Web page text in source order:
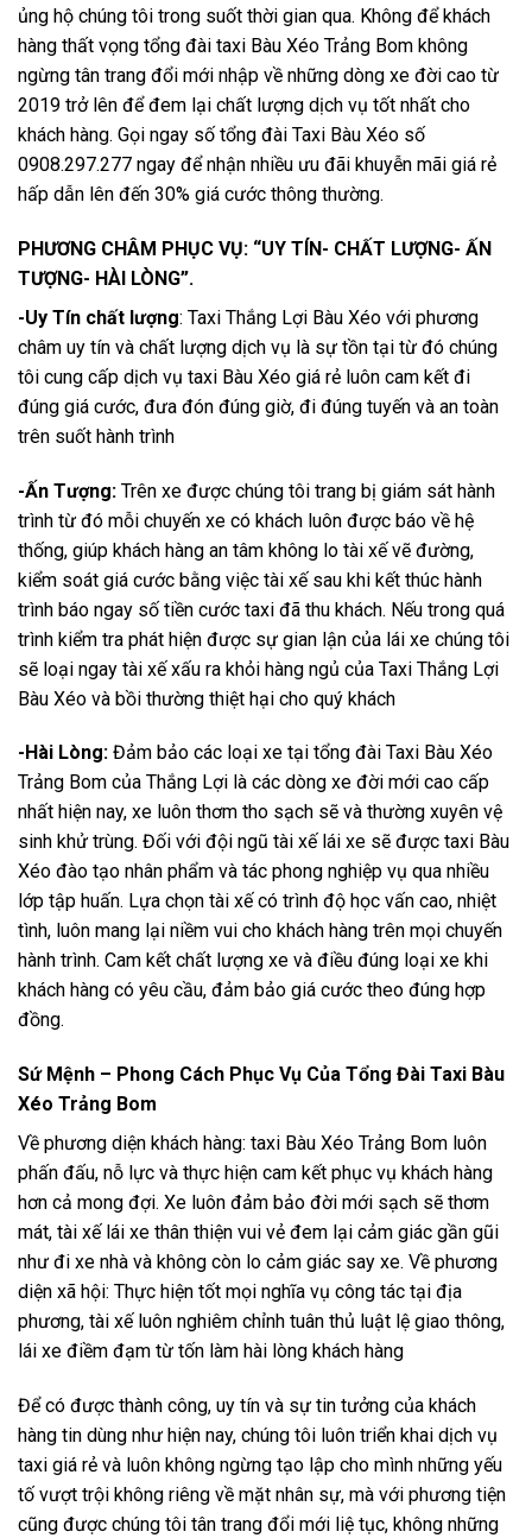
ủng hộ chúng tôi trong suốt thời gian qua. Không để khách
hàng thất vọng tổng đài taxi Bàu Xéo Trảng Bom không
ngừng tân trang đổi mới nhập về những dòng xe đời cao từ
2019 trở lên để đem lại chất lượng dịch vụ tốt nhất cho
khách hàng. Gọi ngay số tổng đài Taxi Bàu Xéo số
0908.297.277 ngay để nhận nhiều ưu đãi khuyễn mãi giá rẻ
hấp dẫn lên đến 30% giá cước thông thường.
PHƯƠNG CHÂM PHỤC VỤ: “UY TÍN- CHẤT LƯỢNG- ẤN
TƯỢNG- HÀI LÒNG”.
-Uy Tín chất lượng: Taxi Thắng Lợi Bàu Xéo với phương
châm uy tín và chất lượng dịch vụ là sự tồn tại từ đó chúng
tôi cung cấp dịch vụ taxi Bàu Xéo giá rẻ luôn cam kết đi
đúng giá cước, đưa đón đúng giờ, đi đúng tuyến và an toàn
trên suốt hành trình
-Ấn Tượng: Trên xe được chúng tôi trang bị giám sát hành
trình từ đó mỗi chuyến xe có khách luôn được báo về hệ
thống, giúp khách hàng an tâm không lo tài xế vẽ đường,
kiểm soát giá cước bằng việc tài xế sau khi kết thúc hành
trình báo ngay số tiền cước taxi đã thu khách. Nếu trong quá
trình kiểm tra phát hiện được sự gian lận của lái xe chúng tôi
sẽ loại ngay tài xế xấu ra khỏi hàng ngủ của Taxi Thắng Lợi
Bàu Xéo và bồi thường thiệt hại cho quý khách
-Hài Lòng: Đảm bảo các loại xe tại tổng đài Taxi Bàu Xéo
Trảng Bom của Thắng Lợi là các dòng xe đời mới cao cấp
nhất hiện nay, xe luôn thơm tho sạch sẽ và thường xuyên vệ
sinh khử trùng. Đối với đội ngũ tài xế lái xe sẽ được taxi Bàu
Xéo đào tạo nhân phẩm và tác phong nghiệp vụ qua nhiều
lớp tập huấn. Lựa chọn tài xế có trình độ học vấn cao, nhiệt
tình, luôn mang lại niềm vui cho khách hàng trên mọi chuyến
hành trình. Cam kết chất lượng xe và điều đúng loại xe khi
khách hàng có yêu cầu, đảm bảo giá cước theo đúng hợp
đồng.
Sứ Mệnh – Phong Cách Phục Vụ Của Tổng Đài Taxi Bàu
Xéo Trảng Bom
Về phương diện khách hàng: taxi Bàu Xéo Trảng Bom luôn
phấn đấu, nỗ lực và thực hiện cam kết phục vụ khách hàng
hơn cả mong đợi. Xe luôn đảm bảo đời mới sạch sẽ thơm
mát, tài xế lái xe thân thiện vui vẻ đem lại cảm giác gần gũi
như đi xe nhà và không còn lo cảm giác say xe. Về phương
diện xã hội: Thực hiện tốt mọi nghĩa vụ công tác tại địa
phương, tài xế luôn nghiêm chỉnh tuân thủ luật lệ giao thông,
lái xe điềm đạm từ tốn làm hài lòng khách hàng
Để có được thành công, uy tín và sự tin tưởng của khách
hàng tin dùng như hiện nay, chúng tôi luôn triển khai dịch vụ
taxi giá rẻ và luôn không ngừng tạo lập cho mình những yếu
tố vượt trội không riêng về mặt nhân sự, mà với phương tiện
cũng được chúng tôi tân trang đổi mới liệ tục, không những